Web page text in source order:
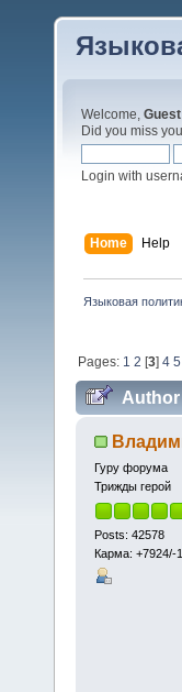
Welcome, Guest
Did you miss
Login with
Home Help
Языковая
Pages: 1 2 [3]4 5
Author
Гуру форума
Трижды герой
Posts: 42578
Карма: +7924/-